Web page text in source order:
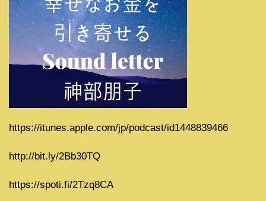
https://itunes.apple.com/jp/podcast/id1448839466
http://bit.ly/2Bb30TQ
https://spoti.fi/2Tzq8CA